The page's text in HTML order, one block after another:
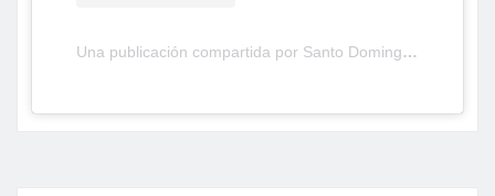
Una publicación compartida por Santo Domingo Oeste TV (@santodomingooestetv)